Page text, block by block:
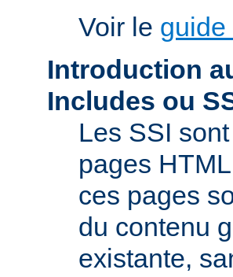
Voir le guide
Introduction
Includes ou
Les SSI
pages
ces pages
du contenu
existante,